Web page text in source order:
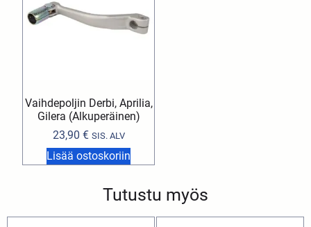
Vaihdepoljin Derbi, Aprilia,
Gilera (Alkuperäinen)
23,90 € SIS. ALV
Lisää ostoskoriin
Tutustu myös